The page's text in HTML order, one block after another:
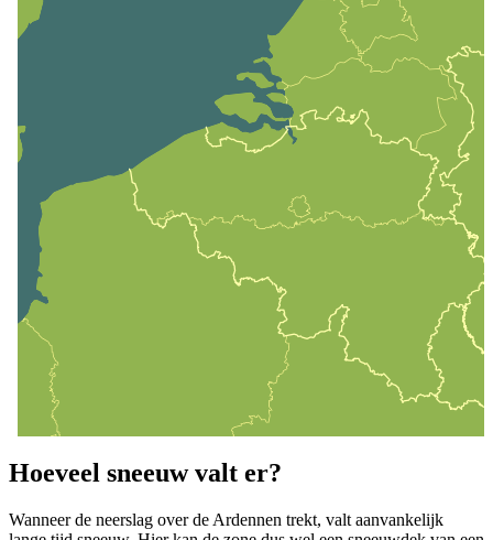
Hoeveel sneeuw valt er?
Wanneer de neerslag over de Ardennen trekt, valt aanvankelijk